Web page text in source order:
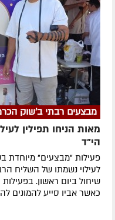
מבצעים רבתי ב'שוק
מאות הניחו תפילין
הי”ד
פעילות "מבצעים" מיוחדת
לעילוי נשמתו של השליח
שיחול ביום ראשון.
כאשר אביו סייע להמונים